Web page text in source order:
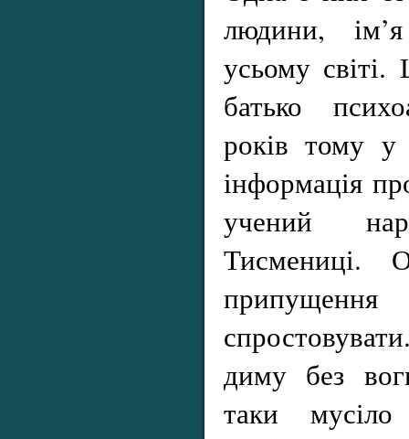
людини, ім’я
усьому
батько
років тому у
інформація
учений
Тисмениці.
диму без
таки мусіло